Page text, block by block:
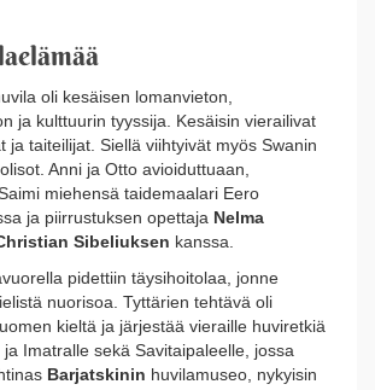
oli kesäisen lomanvieton,
ja kulttuurin tyyssija. Kesäisin vierailivat
ja taiteilijat. Siellä viihtyivät myös Swanin
Anni ja Otto avioiduttuaan,
miehensä taidemaalari Eero
ja piirrustuksen opettaja Nelma
Sibeliuksen kanssa.
pidettiin täysihoitolaa, jonne
nuorisoa. Tyttärien tehtävä oli
kieltä ja järjestää vieraille huviretkiä
Imatralle sekä Savitaipaleelle, jossa
Barjatskinin huvilamuseo, nykyisin